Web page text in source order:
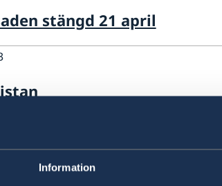
Information
stängd 21 april
stängd 22 februari